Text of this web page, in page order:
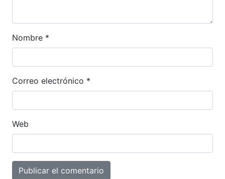
Nombre *
Correo electrónico *
Web